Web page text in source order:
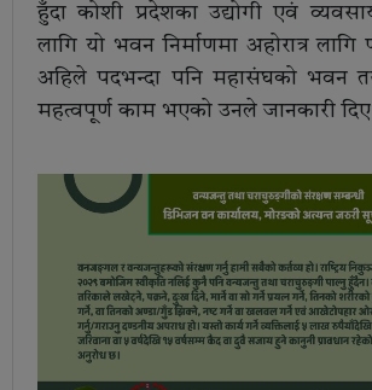
हुँदा कोशी प्रदेशका उद्योगी एवं
लागि यो भवन निर्माणमा अहोरात्र लागि
अहिले पदभन्दा पनि महासंघको भवन
महत्वपूर्ण काम भएको उनले जानकारी दिए